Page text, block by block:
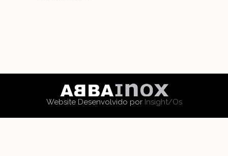
Website Desenvolvido por Insight/Os